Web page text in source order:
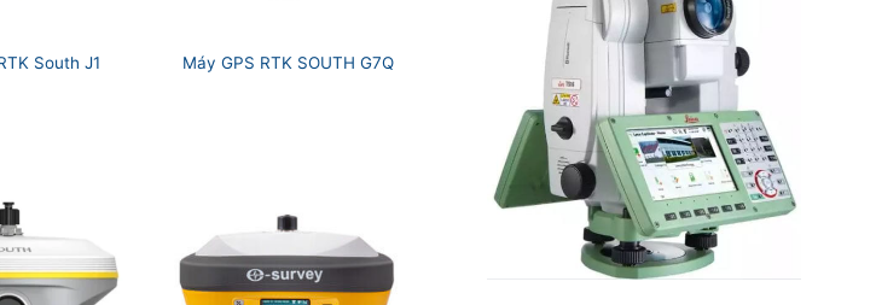
South J1 Máy GPS RTK SOUTH G7Q